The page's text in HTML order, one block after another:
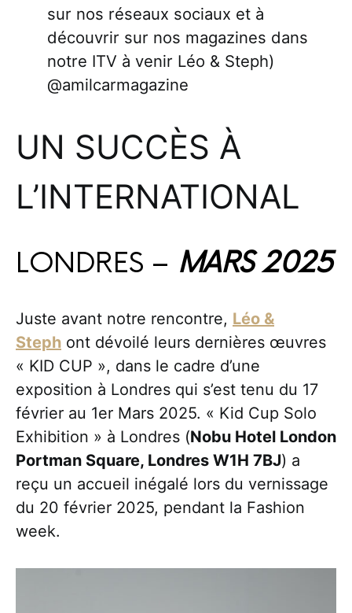
sur nos réseaux sociaux et à
découvrir sur nos magazines dans
notre ITV à venir Léo & Steph)
@amilcarmagazine
UN SUCCÈS À
L’INTERNATIONAL
LONDRES – MARS 2025
Juste avant notre rencontre, Léo &
Steph ont dévoilé leurs dernières œuvres
« KID CUP », dans le cadre d’une
exposition à Londres qui s’est tenu du 17
février au 1er Mars 2025. « Kid Cup Solo
Exhibition » à Londres (Nobu Hotel London
Portman Square, Londres W1H 7BJ) a
reçu un accueil inégalé lors du vernissage
du 20 février 2025, pendant la Fashion
week.